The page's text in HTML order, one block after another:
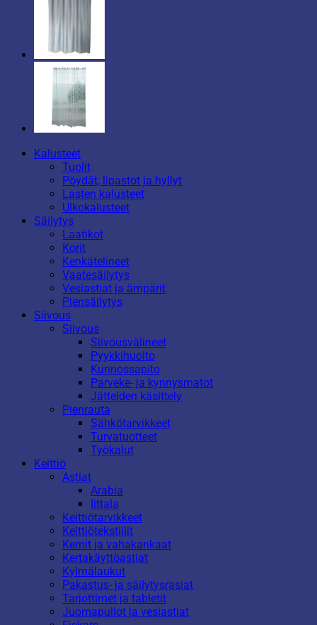
Kalusteet
Tuolit
Pöydät, lipastot ja hyllyt
Lasten kalusteet
Ulkokalusteet
Säilytys
Laatikot
Korit
Kenkätelineet
Vaatesäilytys
Vesiastiat ja ämpärit
Piensäilytys
Siivous
Siivous
Siivousvälineet
Pyykkihuolto
Kunnossapito
Parveke- ja kynnysmatot
Jätteiden käsittely
Pienrauta
Sähkötarvikkeet
Turvatuotteet
Työkalut
Keittiö
Astiat
Arabia
Iittala
Keittiötarvikkeet
Keittiötekstiilit
Kernit ja vahakankaat
Kertakäyttöastiat
Kylmälaukut
Pakastus- ja säilytysrasiat
Tarjottimet ja tabletit
Juomapullot ja vesiastiat